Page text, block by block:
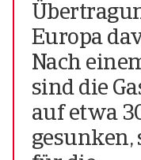
Europa
Nach
sind die
auf etwa
gesunken,